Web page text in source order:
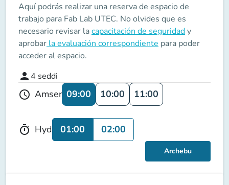
Aquí podrás realizar una reserva de espacio de
trabajo para Fab Lab UTEC. No olvides que es
necesario revisar lacapacitación de seguridady
aprobar la evaluación correspondiente para poder
acceder al espacio.
person 4 seddi
schedule Amser 09:00 10:00 11:00
timer Hyd 01:00 02:00
Archebu